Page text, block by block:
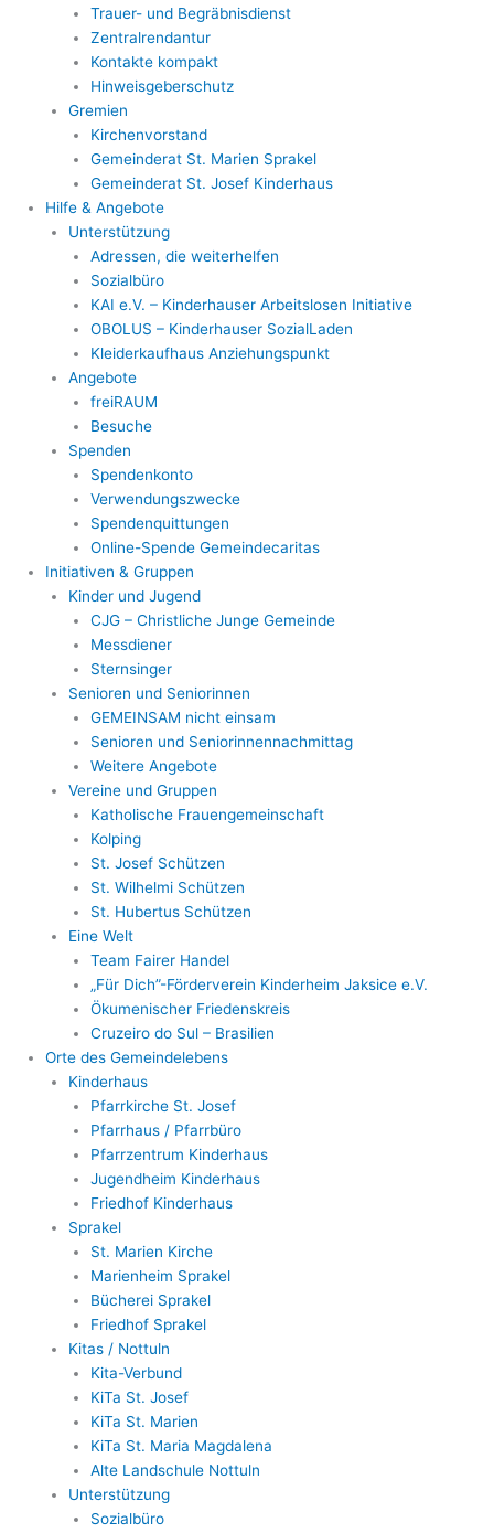
Trauer- und Begräbnisdienst
Zentralrendantur
Kontakte kompakt
Hinweisgeberschutz
Gremien
Kirchenvorstand
Gemeinderat St. Marien Sprakel
Gemeinderat St. Josef Kinderhaus
Hilfe & Angebote
Unterstützung
Adressen, die weiterhelfen
Sozialbüro
KAI e.V. – Kinderhauser Arbeitslosen Initiative
OBOLUS – Kinderhauser SozialLaden
Kleiderkaufhaus Anziehungspunkt
Angebote
freiRAUM
Besuche
Spenden
Spendenkonto
Verwendungszwecke
Spendenquittungen
Online-Spende Gemeindecaritas
Initiativen & Gruppen
Kinder und Jugend
CJG – Christliche Junge Gemeinde
Messdiener
Sternsinger
Senioren und Seniorinnen
GEMEINSAM nicht einsam
Senioren und Seniorinnennachmittag
Weitere Angebote
Vereine und Gruppen
Katholische Frauengemeinschaft
Kolping
St. Josef Schützen
St. Wilhelmi Schützen
St. Hubertus Schützen
Eine Welt
Team Fairer Handel
„Für Dich”-Förderverein Kinderheim Jaksice e.V.
Ökumenischer Friedenskreis
Cruzeiro do Sul – Brasilien
Orte des Gemeindelebens
Kinderhaus
Pfarrkirche St. Josef
Pfarrhaus / Pfarrbüro
Pfarrzentrum Kinderhaus
Jugendheim Kinderhaus
Friedhof Kinderhaus
Sprakel
St. Marien Kirche
Marienheim Sprakel
Bücherei Sprakel
Friedhof Sprakel
Kitas / Nottuln
Kita-Verbund
KiTa St. Josef
KiTa St. Marien
KiTa St. Maria Magdalena
Alte Landschule Nottuln
Unterstützung
Sozialbüro